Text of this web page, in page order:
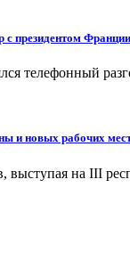
президентом Франции
телефонный
и новых рабочих
на ІІІ